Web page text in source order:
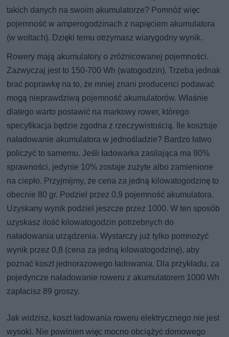
takich danych na swoim akumulatorze? Pomnóż więc
pojemność w amperogodzinach z napięciem akumulatora
(w woltach). Dzięki temu otrzymasz wiarygodny wynik.
Rowery mają akumulatory o zróżnicowanej pojemności.
Zazwyczaj jest to 150-700 Wh (watogodzin). Trzeba jednak
brać poprawkę na to, że mniej znani producenci podawać
mogą nieprawdziwą pojemność akumulatorów. Właśnie
dlatego warto postawić na markowy rower, którego
specyfikacja będzie zgodna z rzeczywistością. Ile kosztuje
naładowanie akumulatora w jednośladzie? Bardzo łatwo
policzyć to samemu. Jeśli ładowarka zasilająca ma 90%
sprawności, jedynie 10% zostaje zużyte albo zamienione
na ciepło. Przyjmijmy, że cena za jedną kilowatogodzinę to
obecnie 80 gr. Podziel przez 0,9 pojemność akumulatora.
Uzyskany wynik podziel jeszcze przez 1000. W ten sposób
uzyskasz ilość kilowatogodzin potrzebnych do
naładowania urządzenia. Wystarczy już tylko pomnożyć
wynik przez 0,8 (cena za jedną kilowatogodzinę), aby
poznać koszt jednorazowego ładowania. Dla przykładu, za
pojedyncze naładowanie roweru z akumulatorem 1000 Wh
zapłacisz 89 groszy.
Jak widzisz, koszt ładowania roweru elektrycznego nie jest
wysoki. Nie powinien więc mocno obciążyć domowego